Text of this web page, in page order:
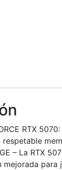
RTX
respetable
– La RTX